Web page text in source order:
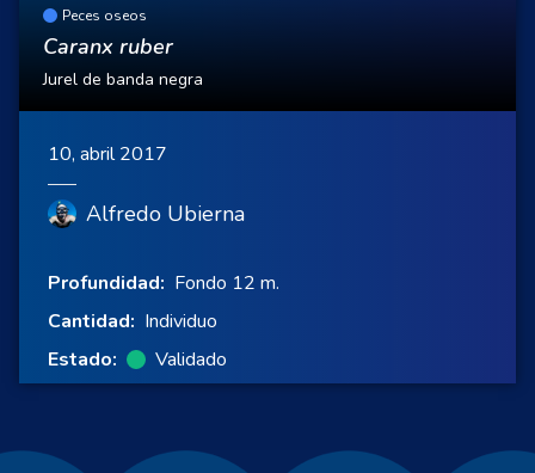
Peces oseos
Caranx ruber
Jurel de banda negra
10, abril 2017
Alfredo Ubierna
Profundidad: Fondo 12 m.
Cantidad: Individuo
Estado:
Validado